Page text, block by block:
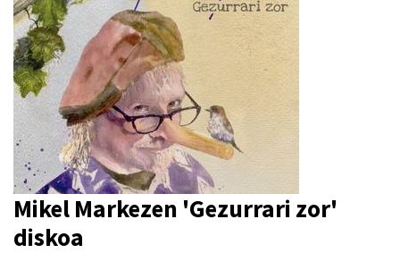
Mikel Markezen 'Gezurrari zor'
diskoa